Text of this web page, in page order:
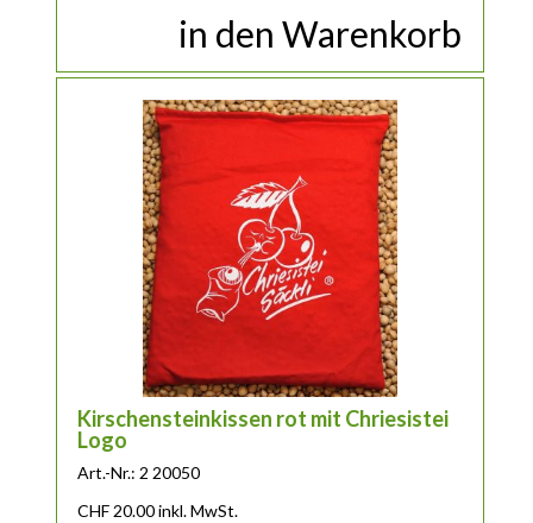
in den Warenkorb
Kirschensteinkissen rot mit Chriesistei
Logo
Art.-Nr.: 2 20050
CHF 20.00 inkl. MwSt.